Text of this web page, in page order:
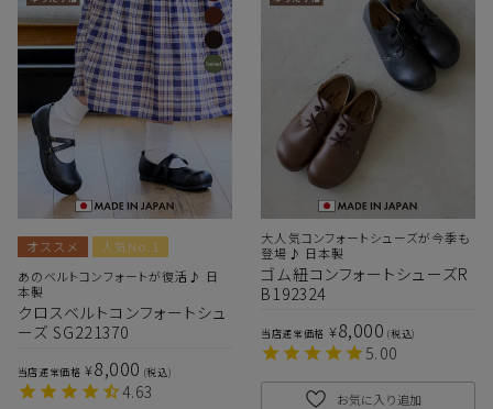
オススメ
人気No.1
あのベルトコンフォートが復活♪ 日
本製
クロスベルトコンフォートシュ
ーズ SG221370
当店通常価格 ¥8,000 税込
4.63
大人気コンフォートシューズが今季も
登場♪ 日本製
ゴム紐コンフォートシューズR
B192324
当店通常価格 ¥8,000 税込
5.00
お気に入り追加